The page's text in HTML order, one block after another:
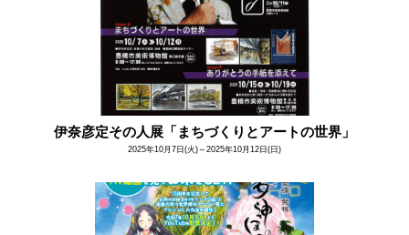
伊奈彦定その人展「まちづくりとアートの世界」
2025年10月7日(火)～2025年10月12日(日)